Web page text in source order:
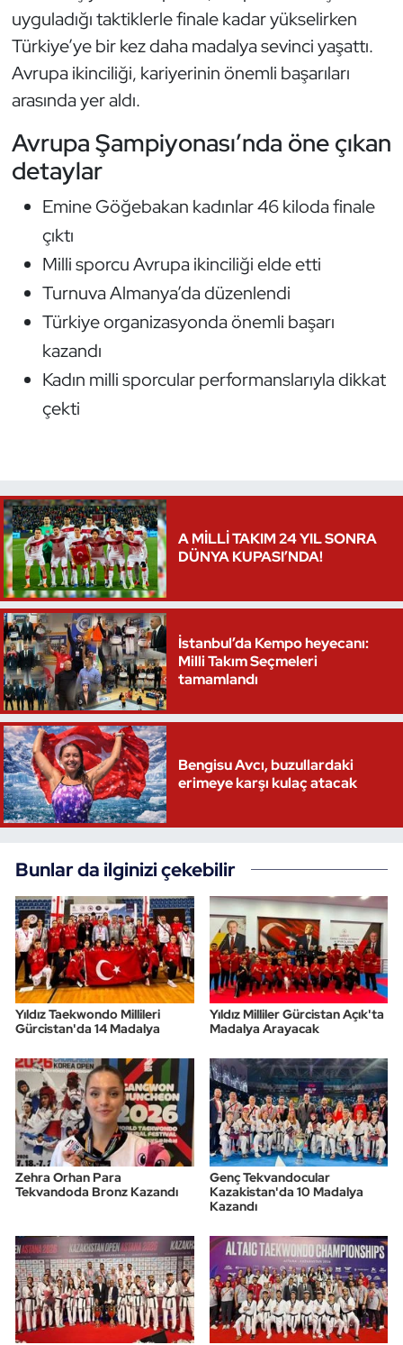
uyguladığı taktiklerle finale kadar yükselirken
Türkiye’ye bir kez daha madalya sevinci yaşattı.
Avrupa ikinciliği, kariyerinin önemli başarıları
arasında yer aldı.
Avrupa Şampiyonası’nda öne çıkan
detaylar
Emine Göğebakan kadınlar 46 kiloda finale
çıktı
Milli sporcu Avrupa ikinciliği elde etti
Turnuva Almanya’da düzenlendi
Türkiye organizasyonda önemli başarı
kazandı
Kadın milli sporcular performanslarıyla dikkat
çekti
A MİLLİ TAKIM 24 YIL SONRA
DÜNYA KUPASI’NDA!
İstanbul’da Kempo heyecanı:
Milli Takım Seçmeleri
tamamlandı
Bengisu Avcı, buzullardaki
erimeye karşı kulaç atacak
Bunlar da ilginizi çekebilir
Yıldız Taekwondo Millileri
Gürcistan'da 14 Madalya
Yıldız Milliler Gürcistan Açık'ta
Madalya Arayacak
Zehra Orhan Para
Tekvandoda Bronz Kazandı
Genç Tekvandocular
Kazakistan'da 10 Madalya
Kazandı